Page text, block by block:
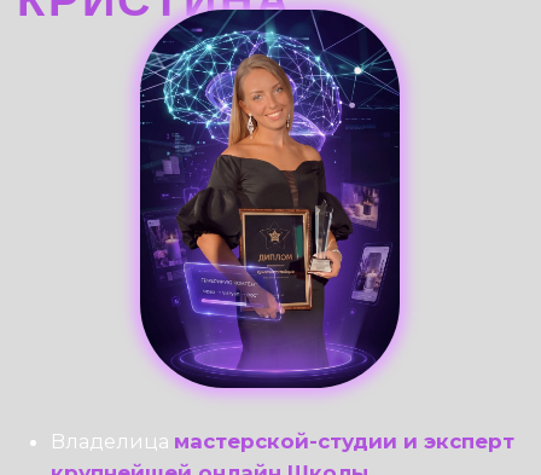
ВТОРОЙ ПОЛЕЗНЫЙ БОНУС ВЫ ПОЛУЧИТЕ ПО
ИТОГАМ УЧАСТИЯ В ПРЯМОМ ЭФИРЕ:
© Школа свечеварения LACIRE.SCHOOL
ИП Журавская Кристина Юрьевна